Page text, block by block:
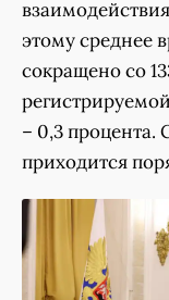
этому среднее
сокращено со
– 0,3 процента.
приходится